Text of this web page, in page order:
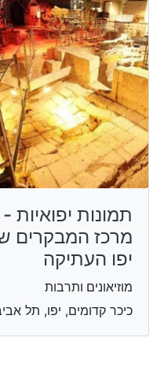
תמונות יפואיות -
מרכז המבקרים
יפו העתיקה
מוזיאונים ותרבות
כיכר קדומים, יפו, תל